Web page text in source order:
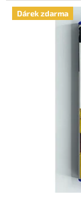
5
Dárek zdarma